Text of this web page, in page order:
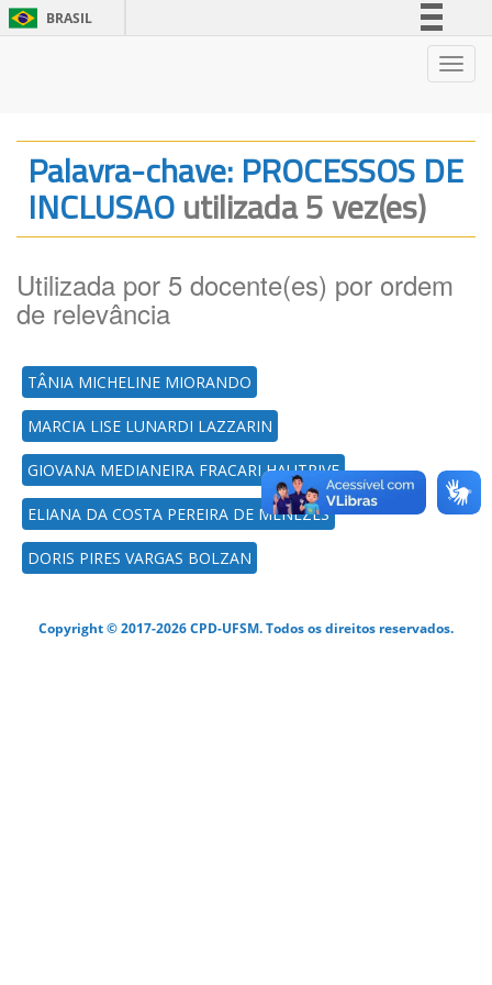
BRASIL
Legislação
Canais
Palavra-chave: PROCESSOS DE
INCLUSAOutilizada 5 vez(es)
Utilizada por 5 docente(es) por ordem
de relevância
TÂNIA MICHELINE MIORANDO
MARCIA LISE LUNARDI LAZZARIN
GIOVANA MEDIANEIRA FRACARI HAUTRIVE
ELIANA DA COSTA PEREIRA DE MENEZES
DORIS PIRES VARGAS BOLZAN
Copyright © 2017-2026 CPD-UFSM. Todos os direitos reservados.